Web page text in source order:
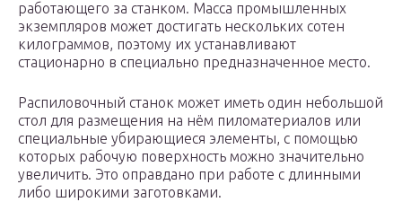
работающего за станком. Масса промышленных
экземпляров может достигать нескольких сотен
килограммов, поэтому их устанавливают
стационарно в специально предназначенное место.
Распиловочный станок может иметь один небольшой
стол для размещения на нём пиломатериалов или
специальные убирающиеся элементы, с помощью
которых рабочую поверхность можно значительно
увеличить. Это оправдано при работе с длинными
либо широкими заготовками.